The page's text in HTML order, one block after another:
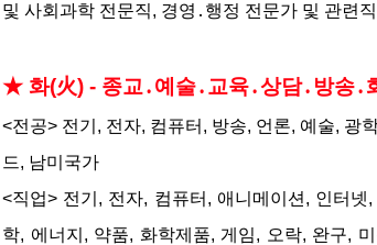
및 사회과학 전문직, 경영․행정 전문가 및 관련직
★ 화(火) - 종교․예술․교육․상담․방송․
<전공> 전기, 전자, 컴퓨터, 방송, 언론, 예술, 광
드, 남미국가
<직업> 전기, 전자, 컴퓨터, 애니메이션, 인터
학, 에너지, 약품, 화학제품, 게임, 오락, 완구,